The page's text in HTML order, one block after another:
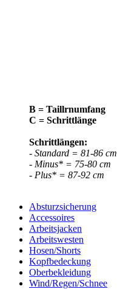
B = Taillrnumfang
C = Schrittlänge
Schrittlängen:
- Standard = 81-86 cm
- Minus* = 75-80 cm
- Plus* = 87-92 cm
Absturzsicherung
Accessoires
Arbeitsjacken
Arbeitswesten
Hosen/Shorts
Kopfbedeckung
Oberbekleidung
Wind/Regen/Schnee